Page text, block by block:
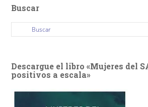
Buscar
Descargue el libro «Mujeres del
positivos a escala»